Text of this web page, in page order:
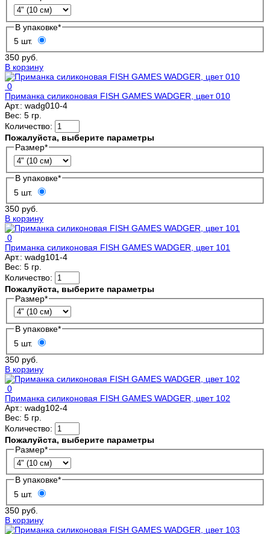
В упаковке*
5 шт.
350 руб.
В корзину
0
Приманка силиконовая FISH GAMES WADGER, цвет 010
Арт.: wadg010-4
Вес: 5 гр.
Количество:
Пожалуйста, выберите параметры
Размер*
В упаковке*
5 шт.
350 руб.
В корзину
0
Приманка силиконовая FISH GAMES WADGER, цвет 101
Арт.: wadg101-4
Вес: 5 гр.
Количество:
Пожалуйста, выберите параметры
Размер*
В упаковке*
5 шт.
350 руб.
В корзину
0
Приманка силиконовая FISH GAMES WADGER, цвет 102
Арт.: wadg102-4
Вес: 5 гр.
Количество:
Пожалуйста, выберите параметры
Размер*
В упаковке*
5 шт.
350 руб.
В корзину